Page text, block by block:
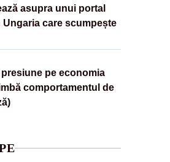
asupra unui portal
care scumpește
pe economia
comportamentul de